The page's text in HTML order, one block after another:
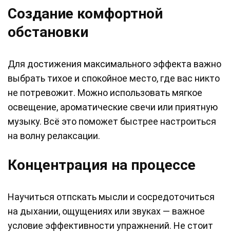
Создание комфортной
обстановки
Для достижения максимального эффекта важно
выбрать тихое и спокойное место, где вас никто
не потревожит. Можно использовать мягкое
освещение, ароматические свечи или приятную
музыку. Всё это поможет быстрее настроиться
на волну релаксации.
Концентрация на процессе
Научиться отпскать мысли и сосредоточиться
на дыхании, ощущениях или звуках — важное
условие эффективности упражнений. Не стоит